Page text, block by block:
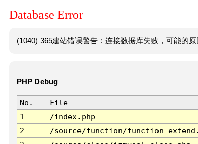
Database Error
(1040) 365建站错误警告：连接数据库失败，可能的
PHP Debug
No. File
1
/index.php
2
/source/function/